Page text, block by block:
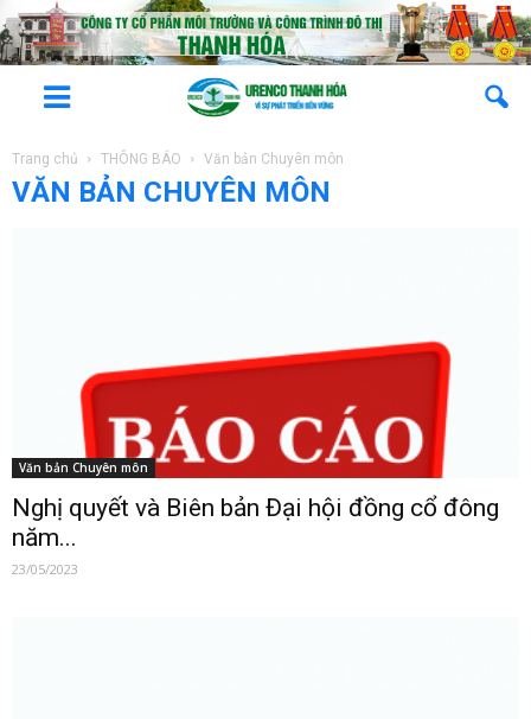
Trang chủ THÔNG BÁO Văn bản Chuyên môn
VĂN BẢN CHUYÊN MÔN
Văn bản Chuyên môn
Nghị quyết và Biên bản Đại hội đồng cổ đông
năm...
23/05/2023